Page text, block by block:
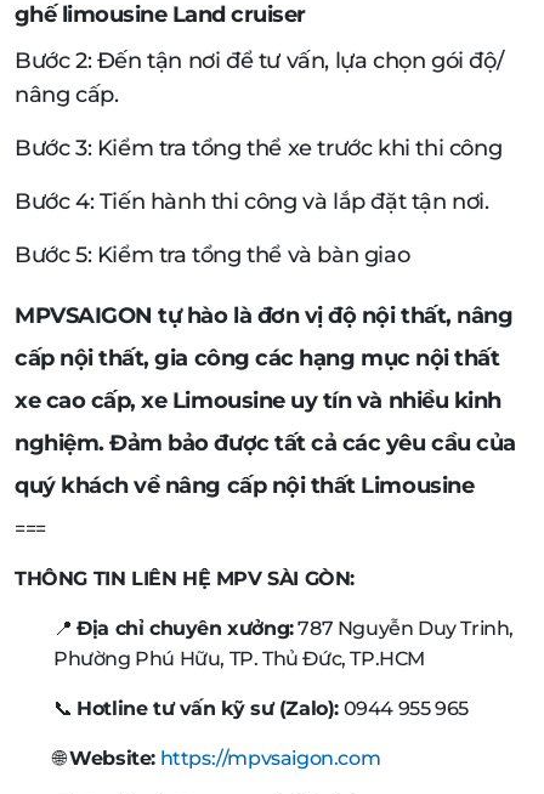
ghế limousine Land cruiser
Bước 2: Đến tận nơi để tư vấn, lựa chọn gói độ/
nâng cấp.
Bước 3: Kiểm tra tổng thể xe trước khi thi công
Bước 4: Tiến hành thi công và lắp đặt tận nơi.
Bước 5: Kiểm tra tổng thể và bàn giao
MPVSAIGON tự hào là đơn vị độ nội thất, nâng
cấp nội thất, gia công các hạng mục nội thất
xe cao cấp, xe Limousine uy tín và nhiều kinh
nghiệm. Đảm bảo được tất cả các yêu cầu của
quý khách về nâng cấp nội thất Limousine
===
THÔNG TIN LIÊN HỆ MPV SÀI GÒN:
📍Địa chỉ chuyên xưởng:787 Nguyễn Duy Trinh,
Phường Phú Hữu, TP. Thủ Đức, TP.HCM
📞 Hotline tư vấn kỹ sư (Zalo): 0944 955 965
🌐Website: https://mpvsaigon.com